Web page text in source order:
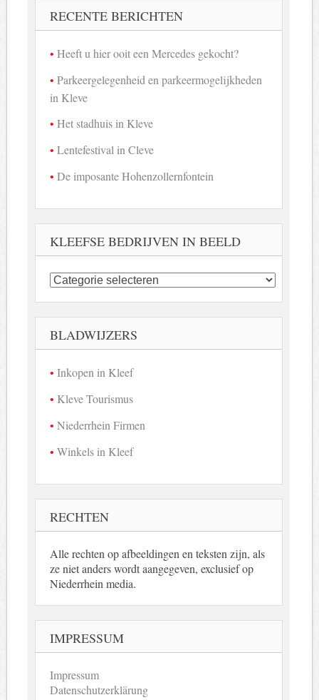
RECENTE BERICHTEN
Heeft u hier ooit een Mercedes gekocht?
Parkeergelegenheid en parkeermogelijkheden
in Kleve
Het stadhuis in Kleve
Lentefestival in Cleve
De imposante Hohenzollernfontein
KLEEFSE BEDRIJVEN IN BEELD
Kleefse
bedrijven
beeld
BLADWIJZERS
Inkopen in Kleef
Kleve Tourismus
Niederrhein Firmen
Winkels in Kleef
RECHTEN
Alle rechten op afbeeldingen en teksten zijn, als
ze niet anders wordt aangegeven, exclusief op
Niederrhein media.
IMPRESSUM
Impressum
Datenschutzerklärung